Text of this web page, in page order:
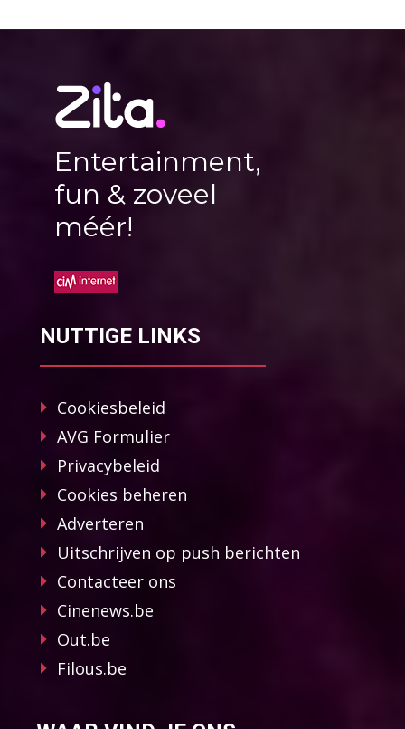
Entertainment,
fun & zoveel
méér!
NUTTIGE LINKS
Cookiesbeleid
AVG Formulier
Privacybeleid
Cookies beheren
Adverteren
Uitschrijven op push berichten
Contacteer ons
Cinenews.be
Out.be
Filous.be